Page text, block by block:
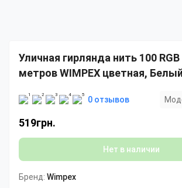
Уличная гирлянда нить 100 RGB
метров WIMPEX цветная,
0 отзывов
519грн.
Нет в наличии
Бренд: Wimpex